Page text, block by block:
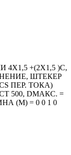
+(2X1,5 )C,
ШТЕКЕР
ПЕР. ТОКА)
500, DМАКС. =
(М) = 0 0 1 0